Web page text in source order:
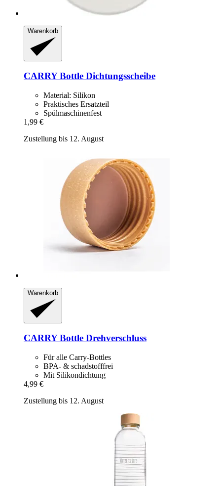
Warenkorb
CARRY Bottle Dichtungsscheibe
Material: Silikon
Praktisches Ersatzteil
Spülmaschinenfest
1,99 €
Zustellung bis 12. August
Warenkorb
CARRY Bottle Drehverschluss
Für alle Carry-Bottles
BPA- & schadstofffrei
Mit Silikondichtung
4,99 €
Zustellung bis 12. August